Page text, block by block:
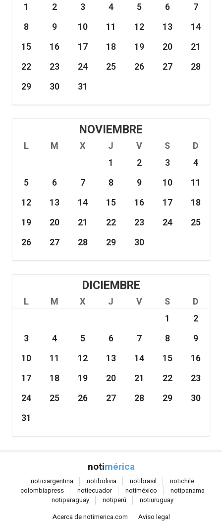
1
2 3 4 5 6
7
8
9 10 11 12 13
14
15
16 17 18 19 20
21
22
23 24 25 26 27
28
29
30 31
NOVIEMBRE
L M X J V S
D
1
2 3
4
5
6 7 8 9 10
11
12
13 14 15 16 17
18
19
20 21 22 23 24
25
26
27 28 29 30
DICIEMBRE
L M X J V S
D
1
2
3
4 5 6 7 8
9
10
11 12 13 14 15
16
17
18 19 20 21 22
23
24
25 26 27 28 29
30
31
notimérica
noticiargentina notibolivia notibrasil notichile
colombiapress notiecuador notiméxico notipanama
notiparaguay notiperú notiuruguay
Acerca de notimerica.com
Aviso legal